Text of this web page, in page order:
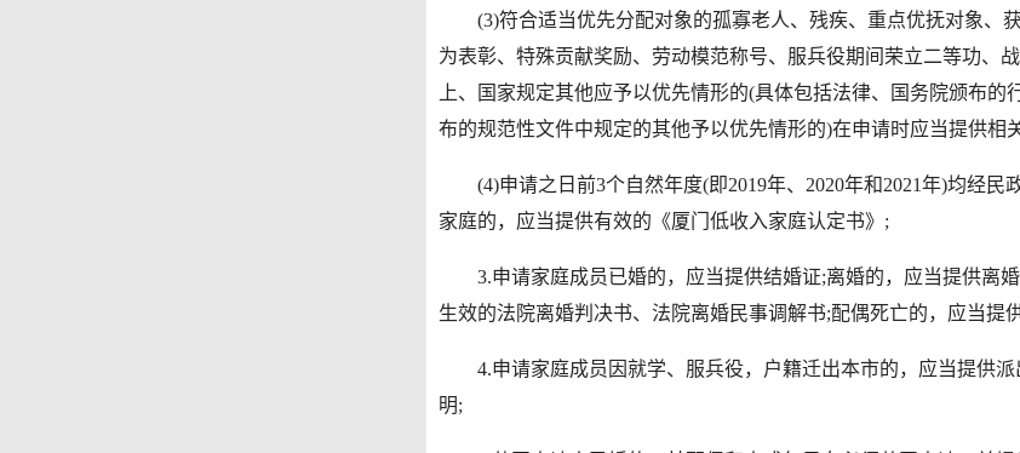
(3)符合适当优先分配对象的孤寡老人、残疾、重点优抚对象、
为表彰、特殊贡献奖励、劳动模范称号、服兵役期间荣立二等功、
上、国家规定其他应予以优先情形的(具体包括法律、国务院颁布的
布的规范性文件中规定的其他予以优先情形的)在申请时应当提供相
(4)申请之日前3个自然年度(即2019年、2020年和2021年)均经民
家庭的，应当提供有效的《厦门低收入家庭认定书》;
3.申请家庭成员已婚的，应当提供结婚证;离婚的，应当提供离
生效的法院离婚判决书、法院离婚民事调解书;配偶死亡的，应当提
4.申请家庭成员因就学、服兵役，户籍迁出本市的，应当提供派
明;